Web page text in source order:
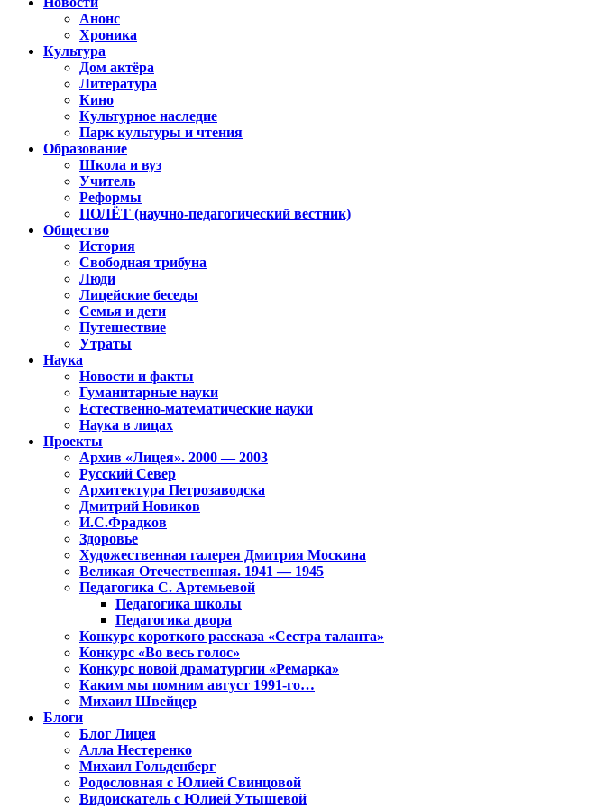
Анонс
Хроника
Культура
Дом актёра
Литература
Кино
Культурное наследие
Парк культуры и чтения
Образование
Школа и вуз
Учитель
Реформы
ПОЛЁТ (научно-педагогический вестник)
Общество
История
Свободная трибуна
Люди
Лицейские беседы
Семья и дети
Путешествие
Утраты
Наука
Новости и факты
Гуманитарные науки
Естественно-математические науки
Наука в лицах
Проекты
Архив «Лицея». 2000 — 2003
Русский Север
Архитектура Петрозаводска
Дмитрий Новиков
И.С.Фрадков
Здоровье
Художественная галерея Дмитрия Москина
Великая Отечественная. 1941 — 1945
Педагогика С. Артемьевой
Педагогика школы
Педагогика двора
Конкурс короткого рассказа «Сестра таланта»
Конкурс «Во весь голос»
Конкурс новой драматургии «Ремарка»
Каким мы помним август 1991-го…
Михаил Швейцер
Блоги
Блог Лицея
Алла Нестеренко
Михаил Гольденберг
Родословная с Юлией Свинцовой
Видоискатель с Юлией Утышевой